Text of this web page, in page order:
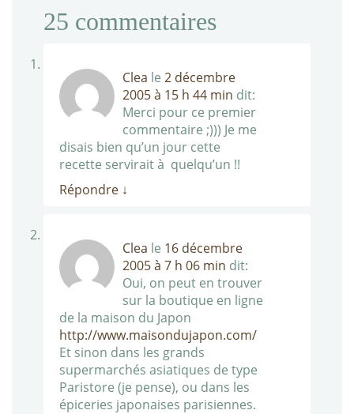
25 commentaires
Clea le 2 décembre
2005 à 15 h 44 min dit:
Merci pour ce premier
commentaire ;))) Je me
disais bien qu’un jour cette
recette servirait à quelqu’un !!
Répondre ↓
Clea le 16 décembre
2005 à 7 h 06 min dit:
Oui, on peut en trouver
sur la boutique en ligne
de la maison du Japon
http://www.maisondujapon.com/
Et sinon dans les grands
supermarchés asiatiques de type
Paristore (je pense), ou dans les
épiceries japonaises parisiennes.